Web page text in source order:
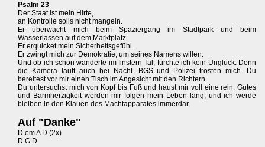
Psalm 23
Der Staat ist mein Hirte,
an Kontrolle solls nicht mangeln.
Er überwacht mich beim Spaziergang im Stadtpark und beim
Wasserlassen auf dem Marktplatz.
Er erquicket mein Sicherheitsgefühl.
Er zwingt mich zur Demokratie, um seines Namens willen.
Und ob ich schon wanderte im finstern Tal, fürchte ich kein Unglück. Denn
die Kamera läuft auch bei Nacht. BGS und Polizei trösten mich. Du
bereitest vor mir einen Tisch im Angesicht mit den Richtern.
Du untersuchst mich von Kopf bis Fuß und haust mir voll eine rein. Gutes
und Barmherzigkeit werden mir folgen mein Leben lang, und ich werde
bleiben in den Klauen des Machtapparates immerdar.
Auf "Danke"
D em A D (2x)
D G D